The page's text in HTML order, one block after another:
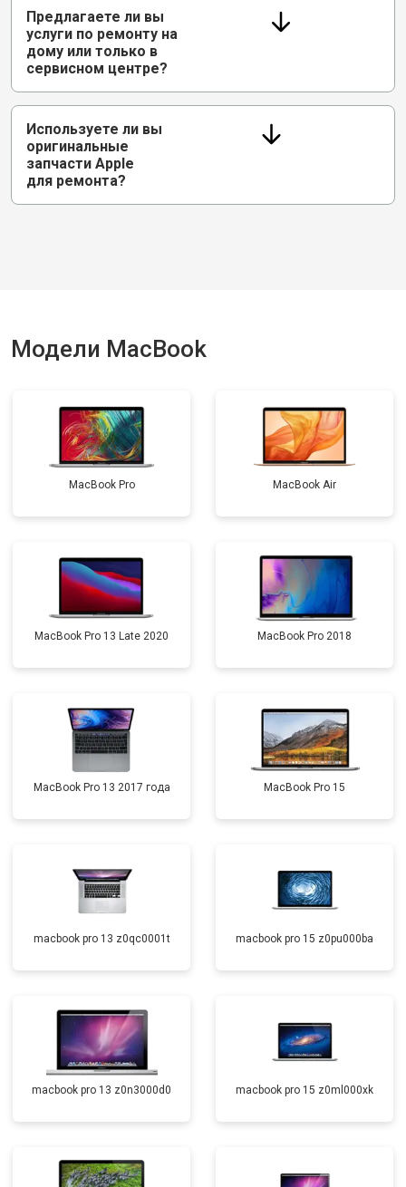
Предлагаете ли вы
услуги по ремонту на
дому или только в
сервисном центре?
Используете ли вы
оригинальные
запчасти Apple
для ремонта?
Модели MacBook
MacBook Pro MacBook Air
MacBook Pro 13 Late 2020 MacBook Pro 2018
MacBook Pro 13 2017 года MacBook Pro 15
macbook pro 13 z0qc0001t macbook pro 15 z0pu000ba
macbook pro 13 z0n3000d0 macbook pro 15 z0ml000xk